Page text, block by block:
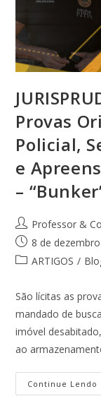
Provas
Policial,
e
–
Professor &
8 de
ARTIGOS /
São lícitas as
mandado de
imóvel
ao
Continue Lendo